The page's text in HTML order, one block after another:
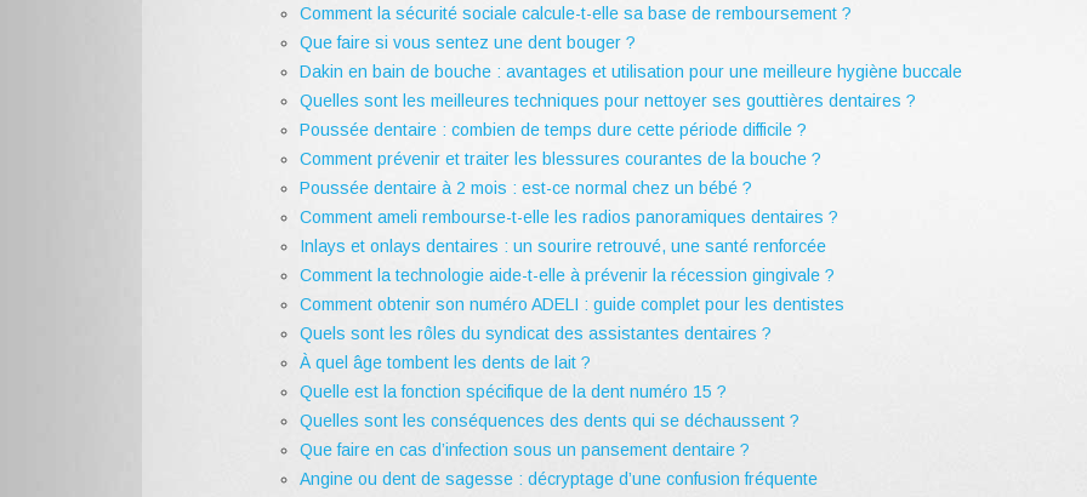
Comment la sécurité sociale calcule-t-elle sa base de remboursement ?
Que faire si vous sentez une dent bouger ?
Dakin en bain de bouche : avantages et utilisation pour une meilleure hygiène buccale
Quelles sont les meilleures techniques pour nettoyer ses gouttières dentaires ?
Poussée dentaire : combien de temps dure cette période difficile ?
Comment prévenir et traiter les blessures courantes de la bouche ?
Poussée dentaire à 2 mois : est-ce normal chez un bébé ?
Comment ameli rembourse-t-elle les radios panoramiques dentaires ?
Inlays et onlays dentaires : un sourire retrouvé, une santé renforcée
Comment la technologie aide-t-elle à prévenir la récession gingivale ?
Comment obtenir son numéro ADELI : guide complet pour les dentistes
Quels sont les rôles du syndicat des assistantes dentaires ?
À quel âge tombent les dents de lait ?
Quelle est la fonction spécifique de la dent numéro 15 ?
Quelles sont les conséquences des dents qui se déchaussent ?
Que faire en cas d’infection sous un pansement dentaire ?
Angine ou dent de sagesse : décryptage d’une confusion fréquente